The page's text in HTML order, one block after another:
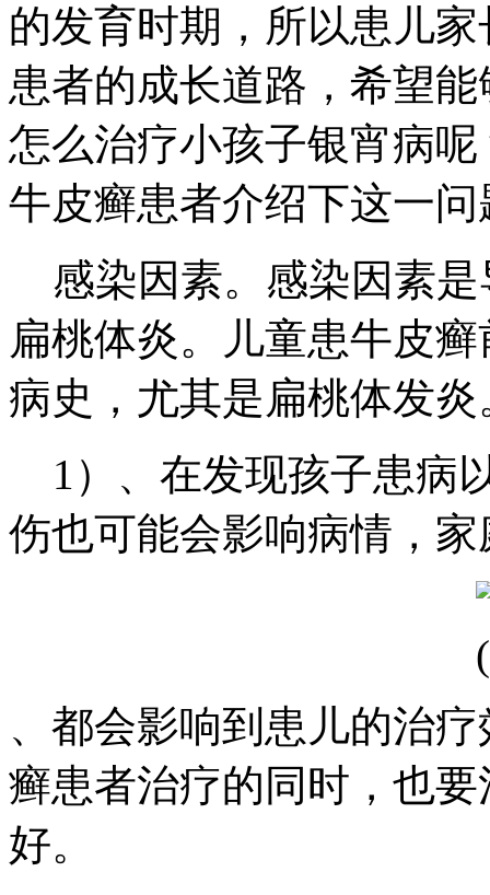
的发育时期，所以患儿
患者的成长道路，希望
怎么治疗小孩子银宵病
牛皮癣患者介绍下这一问
感染因素。感染因素是
扁桃体炎。儿童患牛皮
病史，尤其是扁桃体发炎
1）、在发现孩子患病
伤也可能会影响病情，
、都会影响到患儿的治
癣患者治疗的同时，也
好。